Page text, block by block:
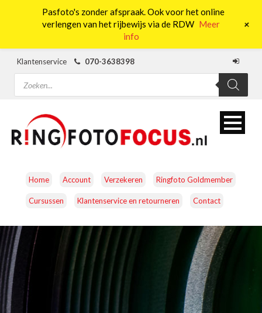
Klantenservice
070-3638398
Producten
zoeken
Home Account Verzekeren Ringfoto Goldmember
Cursussen Klantenservice en retourneren Contact
CAMERA’S OBJECTIEVEN ACCESSOIRES
NATUUROBSERVATIE
STUDIOFOTOGRAFIE
Pasfoto's zonder afspraak. Ook voor het online
verlengen van het rijbewijs via de RDW Meer
info
+